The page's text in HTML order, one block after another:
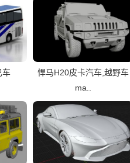
车
悍马H20皮卡汽车,越野车
ma..